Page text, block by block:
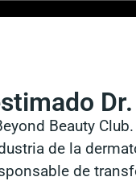
Beauty
de la
de